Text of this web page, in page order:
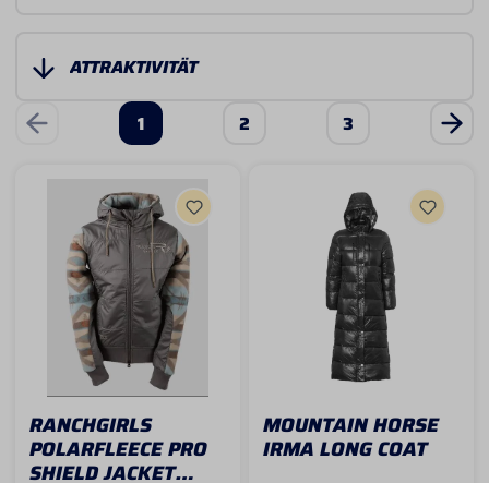
1 2 3
RANCHGIRLS
POLARFLEECE PRO
SHIELD JACKET
MOUNTAIN HORSE
IRMA LONG COAT